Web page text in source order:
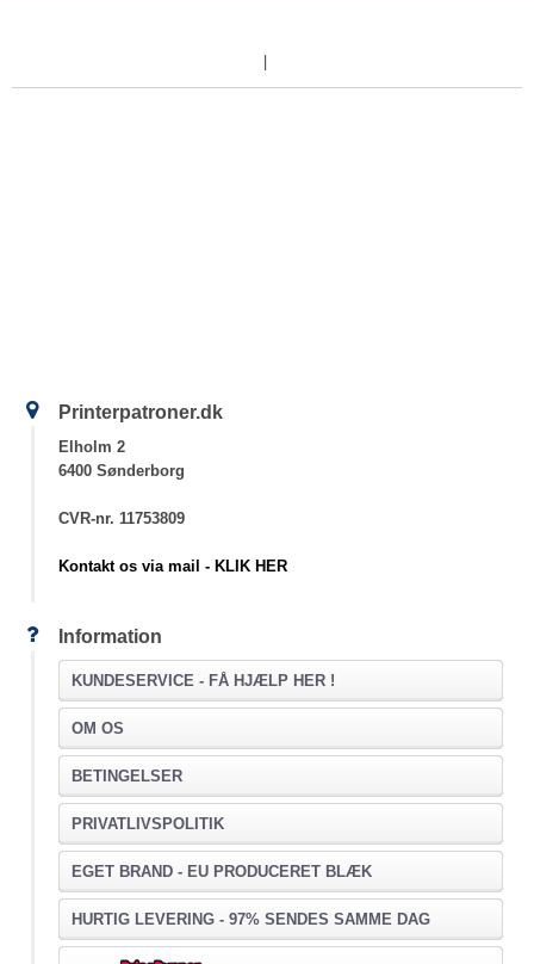
Printerpatroner.dk
Elholm 2
6400 Sønderborg
CVR-nr. 11753809
Kontakt os via mail - KLIK HER
Information
KUNDESERVICE - FÅ HJÆLP HER !
OM OS
BETINGELSER
PRIVATLIVSPOLITIK
EGET BRAND - EU PRODUCERET BLÆK
HURTIG LEVERING - 97% SENDES SAMME DAG